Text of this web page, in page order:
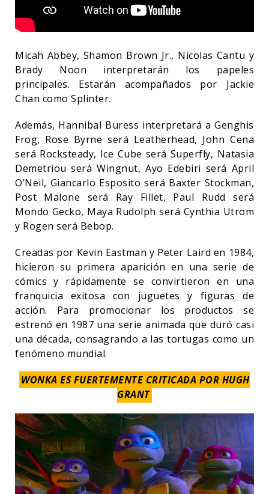
Micah Abbey, Shamon Brown Jr., Nicolas Cantu y
Brady Noon interpretarán los papeles
principales. Estarán acompañados por Jackie
Chan como Splinter.
Además, Hannibal Buress interpretará a Genghis
Frog, Rose Byrne será Leatherhead, John Cena
será Rocksteady, Ice Cube será Superfly, Natasia
Demetriou será Wingnut, Ayo Edebiri será April
O’Neil, Giancarlo Esposito será Baxter Stockman,
Post Malone será Ray Fillet, Paul Rudd será
Mondo Gecko, Maya Rudolph será Cynthia Utrom
y Rogen será Bebop.
Creadas por Kevin Eastman y Peter Laird en 1984,
hicieron su primera aparición en una serie de
cómics y rápidamente se convirtieron en una
franquicia exitosa con juguetes y figuras de
acción. Para promocionar los productos se
estrenó en 1987 una serie animada que duró casi
una década, consagrando a las tortugas como un
fenómeno mundial.
WONKA ES FUERTEMENTE CRITICADA POR HUGH
GRANT